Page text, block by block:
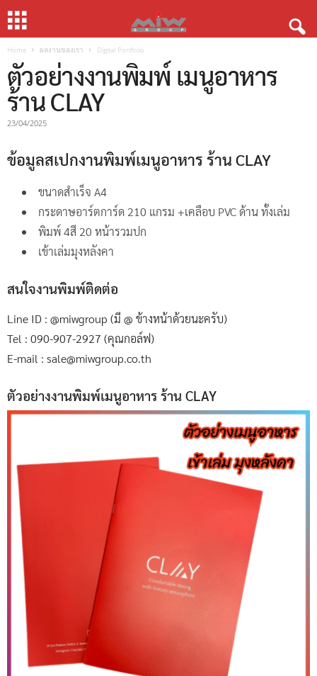
Home ผลงานของเรา Digital Portfolio
ตัวอย่างงานพิมพ์ เมนูอาหาร
ร้าน CLAY
23/04/2025
ข้อมูลสเปกงานพิมพ์เมนูอาหาร ร้าน CLAY
ขนาดสำเร็จ A4
กระดาษอาร์ตการ์ด 210 แกรม +เคลือบ PVC ด้าน ทั้งเล่ม
พิมพ์ 4สี 20 หน้ารวมปก
เข้าเล่มมุงหลังคา
สนใจงานพิมพ์ติดต่อ
Line ID : @miwgroup (มี @ ข้างหน้าด้วยนะครับ)
Tel : 090-907-2927 (คุณกอล์ฟ)
E-mail : sale@miwgroup.co.th
ตัวอย่างงานพิมพ์เมนูอาหาร ร้าน CLAY